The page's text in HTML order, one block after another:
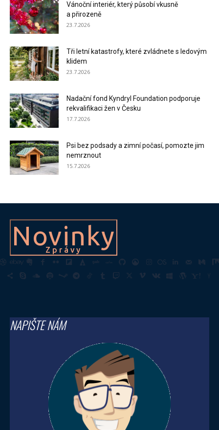
Vánoční interiér, který působí vkusně
a přirozeně
23.7.2026
Tři letní katastrofy, které zvládnete s ledovým
klidem
23.7.2026
Nadační fond Kyndryl Foundation podporuje
rekvalifikaci žen v Česku
17.7.2026
Psi bez podsady a zimní počasí, pomozte jim
nemrznout
15.7.2026
Novinky
Zprávy
NAPIŠTE NÁM